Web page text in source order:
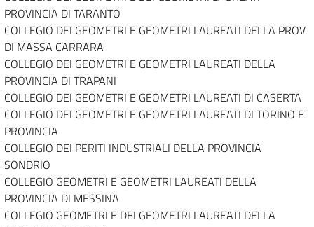
PROVINCIA DI TARANTO
COLLEGIO DEI GEOMETRI E GEOMETRI LAUREATI DELLA PROV.
DI MASSA CARRARA
COLLEGIO DEI GEOMETRI E GEOMETRI LAUREATI DELLA
PROVINCIA DI TRAPANI
COLLEGIO DEI GEOMETRI E GEOMETRI LAUREATI DI CASERTA
COLLEGIO DEI GEOMETRI E GEOMETRI LAUREATI DI TORINO E
PROVINCIA
COLLEGIO DEI PERITI INDUSTRIALI DELLA PROVINCIA
SONDRIO
COLLEGIO GEOMETRI E GEOMETRI LAUREATI DELLA
PROVINCIA DI MESSINA
COLLEGIO GEOMETRI E DEI GEOMETRI LAUREATI DELLA